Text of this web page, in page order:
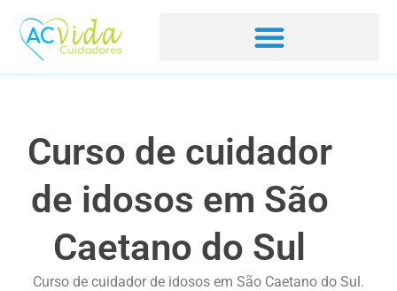
Curso de cuidador
de idosos em São
Caetano do Sul
Curso de cuidador de idosos em São Caetano do Sul.